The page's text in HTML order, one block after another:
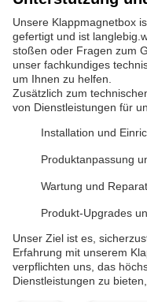
Unsere Klappmagnetbox
gefertigt und ist
stoßen oder Fragen zum
unser fachkundiges
um Ihnen zu helfen.
Zusätzlich zum
von Dienstleistungen für
Installation und
Produktanpassung
Wartung und
Produkt-Upgrades
Unser Ziel ist es,
Erfahrung mit unserem
verpflichten uns, das
Dienstleistungen zu